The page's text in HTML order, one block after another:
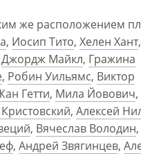
же расположением
, Иосип Тито, Хелен Хант,
Джордж Майкл, Гражина
, Робин Уильямс, Виктор
Гетти, Мила Йовович,
, Алексей
, Вячеслав Володин,
, Андрей Звягинцев,